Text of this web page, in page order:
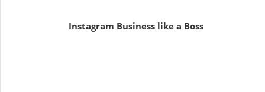
Instagram Business like a Boss